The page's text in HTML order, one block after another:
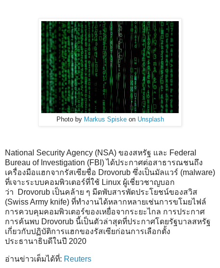
Photo by Markus Spiskeon Unsplash
National Security Agency (NSA) ของสหรัฐ และ Federal
Bureau of Investigation (FBI) ได้ประกาศต่อสาธารณชนถึง
เครื่องมือแฮกจากรัสเซียชื่อ Drovorub ซึ่งเป็นมัลแวร์ (malware)
ที่เจาะระบบคอมพิวเตอร์ที่ใช้ Linux ผู้เชี่ยวชาญบอก
ว่า
Drovorub เป็นคล้าย ๆ มีดพับสารพัดประโยชน์ของสวิส
(Swiss Army knife) ที่ทำงานได้หลากหลายเช่นการขโมยไฟล์
การควบคุมคอมพิวเตอร์ของเหยื่อจากระยะไกล การประกาศ
การค้นพบ Drovorub นี้เป็นตัวล่าสุดที่ประกาศโดยรัฐบาลสหรัฐ
เกี่ยวกับปฏิบัติการแฮกของรัสเซียก่อนการเลือกตั้ง
ประธานาธิบดีในปี 2020
อ่านข่าวเต็มได้ที่: Reuters